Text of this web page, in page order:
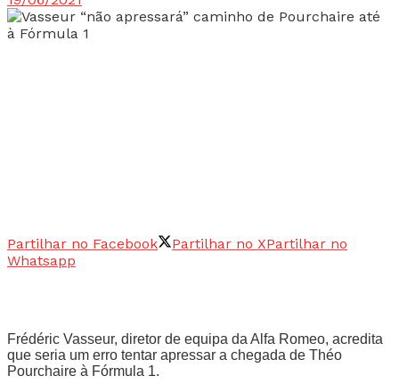
Partilhar no Facebook Partilhar no XPartilhar no
Whatsapp
Frédéric Vasseur, diretor de equipa da Alfa Romeo, acredita
que seria um erro tentar apressar a chegada de Théo
Pourchaire à Fórmula 1.